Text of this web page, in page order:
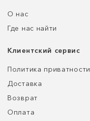
О нас
Где нас найти
Клиентский сервис
Политика приватности
Доставка
Возврат
Оплата